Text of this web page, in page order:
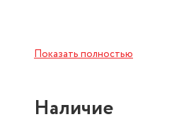
Датчики
Показать полностью
Наличие